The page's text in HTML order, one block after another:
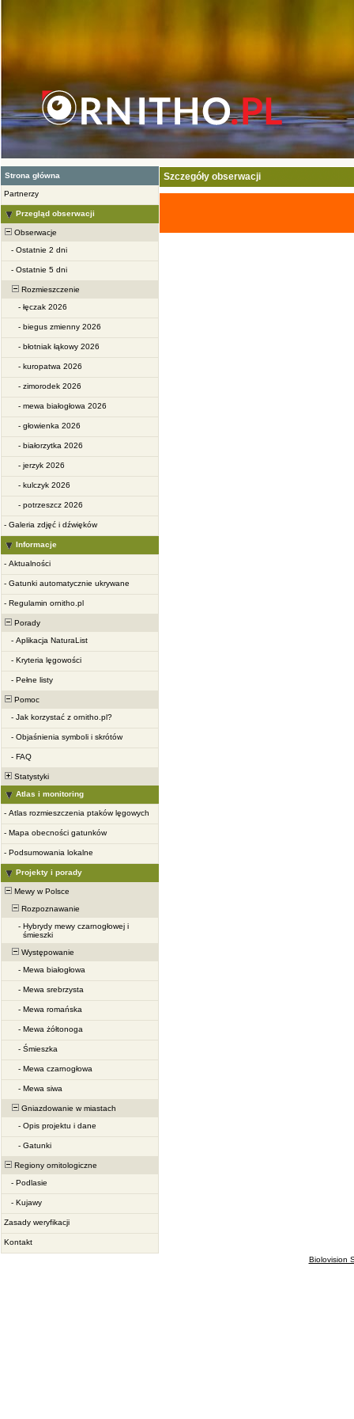
Strona główna
Partnerzy
Przegląd obserwacji
Obserwacje
- Ostatnie 2 dni
- Ostatnie 5 dni
Rozmieszczenie
- łęczak 2026
- biegus zmienny 2026
- błotniak łąkowy 2026
- kuropatwa 2026
- zimorodek 2026
- mewa białogłowa 2026
- głowienka 2026
- białorzytka 2026
- jerzyk 2026
- kulczyk 2026
- potrzeszcz 2026
- Galeria zdjęć i dźwięków
Informacje
- Aktualności
- Gatunki automatycznie ukrywane
- Regulamin ornitho.pl
Porady
- Aplikacja NaturaList
- Kryteria lęgowości
- Pełne listy
Pomoc
- Jak korzystać z ornitho.pl?
- Objaśnienia symboli i skrótów
- FAQ
Statystyki
Atlas i monitoring
- Atlas rozmieszczenia ptaków lęgowych
- Mapa obecności gatunków
- Podsumowania lokalne
Projekty i porady
Mewy w Polsce
Rozpoznawanie
- Hybrydy mewy czarnogłowej i
śmieszki
Występowanie
- Mewa białogłowa
- Mewa srebrzysta
- Mewa romańska
- Mewa żółtonoga
- Śmieszka
- Mewa czarnogłowa
- Mewa siwa
Gniazdowanie w miastach
- Opis projektu i dane
- Gatunki
Regiony ornitologiczne
- Podlasie
- Kujawy
Zasady weryfikacji
Kontakt
Szczegóły obserwacji
Biolovision